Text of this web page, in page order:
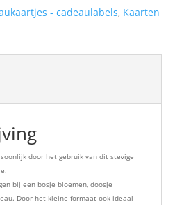
- cadeaulabels, Kaarten
door het gebruik van dit stevige
bij een bosje bloemen, doosje
Door het kleine formaat ook ideaal